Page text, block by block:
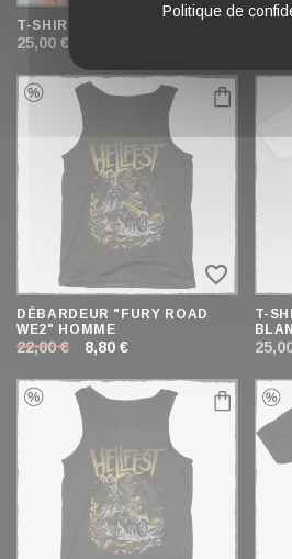
T-SHIRT "ROCK CITY"
25,00 €
favorite_border
DÉBARDEUR "FURY ROAD
WE2" HOMME
22,00 € 8,80 €
T-
Politique de